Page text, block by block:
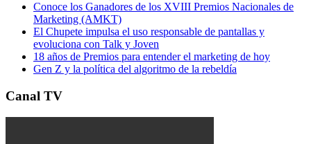
Conoce los Ganadores de los XVIII Premios Nacionales de
Marketing (AMKT)
El Chupete impulsa el uso responsable de pantallas y
evoluciona con Talk y Joven
18 años de Premios para entender el marketing de hoy
Gen Z y la política del algoritmo de la rebeldía
Canal TV